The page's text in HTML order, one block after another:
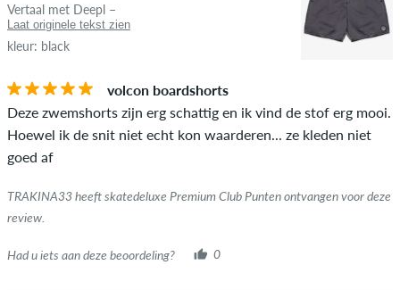
Vertaal met Deepl –
Laat originele tekst zien
kleur: black
volcon boardshorts
Deze zwemshorts zijn erg schattig en ik vind de stof erg mooi.
Hoewel ik de snit niet echt kon waarderen... ze kleden niet
goed af
TRAKINA33 heeft skatedeluxe Premium Club Punten ontvangen voor deze
review.
Had u iets aan deze beoordeling? 0